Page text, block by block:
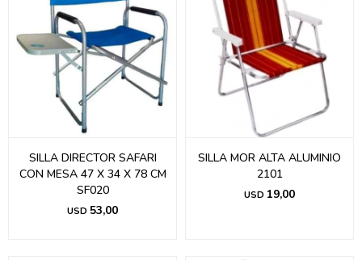
SILLA DIRECTOR SAFARI
CON MESA 47 X 34 X 78 CM
SF020
USD 53,00
SILLA MOR ALTA ALUMINIO
2101
USD 19,00